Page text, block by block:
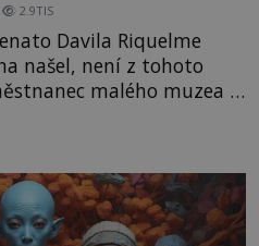
2.9TIS
Davila Riquelme
našel, není z tohoto
malého muzea v
nedaleko
sestupuje z posvátné
Vědci
Už na